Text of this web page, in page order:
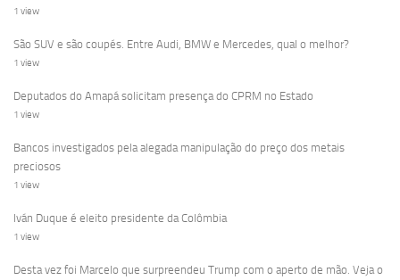
1 view
São SUV e são coupés. Entre Audi, BMW e Mercedes, qual o melhor?
1 view
Deputados do Amapá solicitam presença do CPRM no Estado
1 view
Bancos investigados pela alegada manipulação do preço dos metais
preciosos
1 view
Iván Duque é eleito presidente da Colômbia
1 view
Desta vez foi Marcelo que surpreendeu Trump com o aperto de mão. Veja o